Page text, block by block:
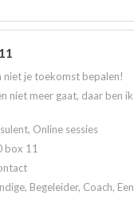
niet je toekomst bepalen!
niet meer gaat, daar ben
Online sessies
box 11
Begeleider, Coach,